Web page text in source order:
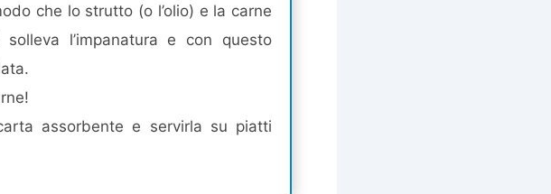
che lo strutto (o l’olio) e la carne
l’impanatura e con questo
assorbente e servirla su piatti